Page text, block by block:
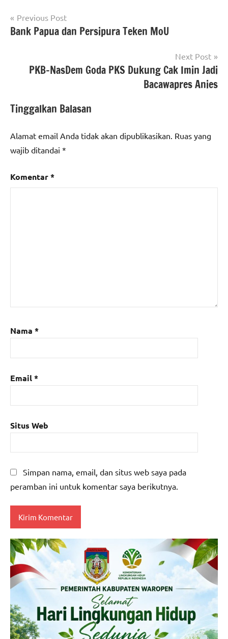
Navigasi
pos
Previous Post
Bank Papua dan Persipura Teken MoU
Next Post
PKB-NasDem Goda PKS Dukung Cak Imin Jadi
Bacawapres Anies
Tinggalkan Balasan
Alamat email Anda tidak akan dipublikasikan. Ruas yang
wajib ditandai *
Komentar*
Nama *
Email*
Situs Web
Simpan nama, email, dan situs web saya pada
peramban ini untuk komentar saya berikutnya.